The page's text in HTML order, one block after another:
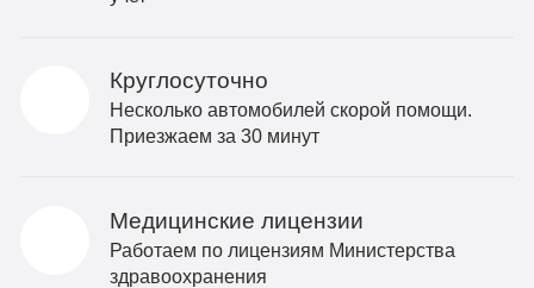
Круглосуточно
Несколько автомобилей скорой помощи.
Приезжаем за 30 минут
Медицинские лицензии
Работаем по лицензиям Министерства
здравоохранения